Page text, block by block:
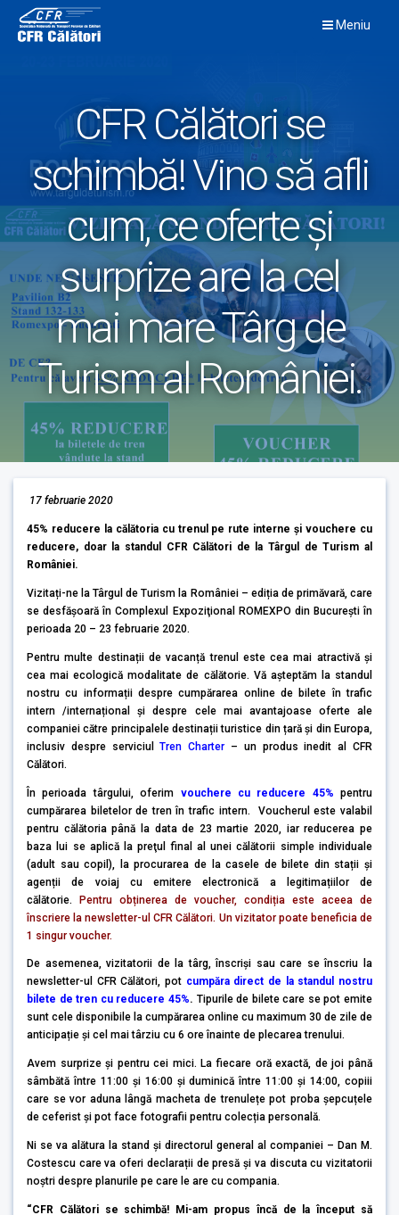
content
Meniu
CFR Călători se
schimbă! Vino să afli
cum, ce oferte și
surprize are la cel
mai mare Târg de
Turism al României.
17 februarie 2020
45% reducere la călătoria cu trenul pe rute interne și vouchere cu
reducere, doar la standul CFR Călători de la Târgul de Turism al
României.
Vizitați-ne la Târgul de Turism la României – ediția de primăvară, care
se desfăşoară în Complexul Expoziţional ROMEXPO din Bucureşti în
perioada 20 – 23 februarie 2020.
Pentru multe destinații de vacanță trenul este cea mai atractivă și
cea mai ecologică modalitate de călătorie. Vă așteptăm la standul
nostru cu informații despre cumpărarea online de bilete în trafic
intern /internațional şi despre cele mai avantajoase oferte ale
companiei către principalele destinații turistice din țară și din Europa,
inclusiv despre serviciul
Tren Charter – un produs inedit al CFR
Călători.
În perioada târgului, oferim vouchere cu reducere 45% pentru
cumpărarea biletelor de tren în trafic intern. Voucherul este valabil
pentru călătoria până la data de 23 martie 2020, iar reducerea pe
baza lui se aplică la preţul final al unei călătorii simple individuale
(adult sau copil), la procurarea de la casele de bilete din stații și
agenții de voiaj cu emitere electronică a legitimațiilor de
călătorie. Pentru obținerea de voucher, condiția este aceea de
înscriere la newsletter-ul CFR Călători. Un vizitator poate beneficia de
1 singur voucher.
De asemenea, vizitatorii de la târg, înscriși sau care se înscriu la
newsletter-ul CFR Călători, pot cumpăra direct de la standul nostru
bilete de tren cu reducere 45%. Tipurile de bilete care se pot emite
sunt cele disponibile la cumpărarea online cu maximum 30 de zile de
anticipație și cel mai târziu cu 6 ore înainte de plecarea trenului.
Avem surprize și pentru cei mici. La fiecare oră exactă, de joi până
sâmbătă între 11:00 și 16:00 și duminică între 11:00 și 14:00, copiii
care se vor aduna lângă macheta de trenulețe pot proba șepcuțele
de ceferist și pot face fotografii pentru colecția personală.
Ni se va alătura la stand și directorul general al companiei – Dan M.
Costescu care va oferi declarații de presă și va discuta cu vizitatorii
noștri despre planurile pe care le are cu compania.
“CFR Călători se schimbă! Mi-am propus încă de la început să